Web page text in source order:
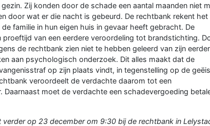
Zij konden door de schade een aantal maanden niet
door wat er die nacht is gebeurd. De rechtbank rekent het
familie in hun eigen huis in gevaar heeft gebracht. De
van een eerdere veroordeling tot brandstichting.
de rechtbank zien niet te hebben geleerd van zijn
aan psychologisch onderzoek. Dit alles maakt dat de
op zijn plaats vindt, in tegenstelling op de
veroordeelt de verdachte daarom tot een
moet de verdachte een schadevergoeding
op 23 december om 9:30 bij de rechtbank in